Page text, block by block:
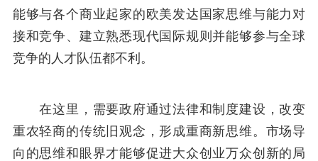
能够与各个商业起家的欧美发达国家思维与能力对
接和竞争、建立熟悉现代国际规则并能够参与全球
竞争的人才队伍都不利。
在这里，需要政府通过法律和制度建设，改变
重农轻商的传统旧观念，形成重商新思维。市场导
向的思维和眼界才能够促进大众创业万众创新的局